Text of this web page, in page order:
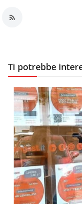
Ti potrebbe